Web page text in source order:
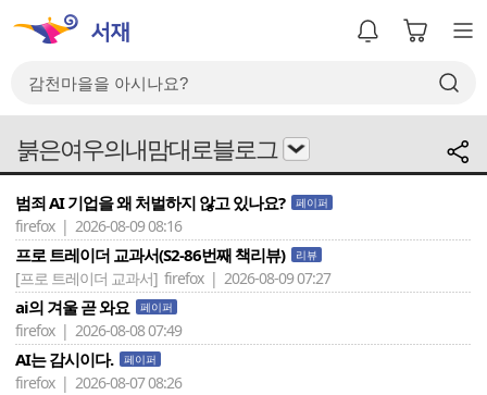
붉은여우의내맘대로블로그
범죄 AI 기업을 왜 처벌하지 않고 있나요? 페이퍼
firefox | 2026-08-09 08:16
프로 트레이더 교과서(S2-86번째 책리뷰) 리뷰
[프로 트레이더 교과서] firefox | 2026-08-09 07:27
ai의 겨울 곧 와요 페이퍼
firefox | 2026-08-08 07:49
AI는 감시이다. 페이퍼
firefox | 2026-08-07 08:26